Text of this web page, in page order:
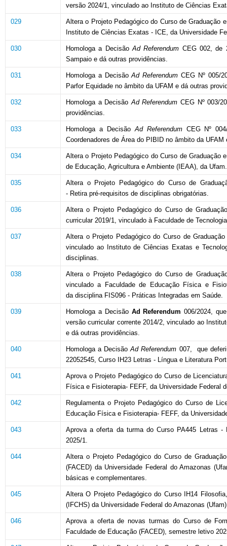
versão 2024/1, vinculado ao Instituto de Ciências
029
Altera o Projeto Pedagógico do Curso de Graduação
Instituto de Ciências Exatas - ICE, da Universidade
030 Homologa a DecisãoAd Referendum CEG 002, de
Sampaio e dá outras providências.
031 Homologa a DecisãoAd Referendum CEG Nº 005/
Parfor Equidade no âmbito da UFAM e dá outras
032 Homologa a DecisãoAd Referendum CEG Nº 003/
providências.
033 Homologa a DecisãoAd ReferendumCEG Nº
Coordenadores de Área do PIBID no âmbito da
034
Altera o Projeto Pedagógico do Curso de Graduação
de Educação, Agricultura e Ambiente (IEAA), da Ufam.
035
Altera o Projeto Pedagógico do Curso de
- Retira pré-requisitos de disciplinas obrigatórias.
036
Altera o Projeto Pedagógico do Curso de
curricular 2019/1, vinculado à Faculdade de
037
Altera o Projeto Pedagógico do Curso de
vinculado ao Instituto de Ciências Exatas e
disciplinas.
038
Altera o Projeto Pedagógico do Curso de
vinculado a Faculdade de Educação Física e
da disciplina FIS096 - Práticas Integradas em Saúde.
039 Homologa a Decisão Ad Referendum 006/2024,
versão curricular corrente 2014/2, vinculado ao
e dá outras providências.
040 Homologa a DecisãoAd Referendum 007, que
22052545, Curso IH23 Letras - Língua e Literatura
041
Aprova o Projeto Pedagógico do Curso de
Física e Fisioterapia- FEFF, da Universidade Federal
042
Regulamenta o Projeto Pedagógico do Curso de
Educação Física e Fisioterapia- FEFF, da
043
Aprova a oferta da turma do Curso PA445 Letras -
2025/1.
044
Altera o Projeto Pedagógico do Curso de
(FACED) da Universidade Federal do Amazonas
básicas e complementares.
045
Altera O Projeto Pedagógico do Curso IH14
(IFCHS) da Universidade Federal do Amazonas
046
Aprova a oferta de novas turmas do Curso de
Faculdade de Educação (FACED), semestre letivo